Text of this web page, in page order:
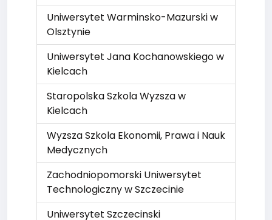
Uniwersytet Warminsko-Mazurski w
Olsztynie
Uniwersytet Jana Kochanowskiego w
Kielcach
Staropolska Szkola Wyzsza w
Kielcach
Wyzsza Szkola Ekonomii, Prawa i Nauk
Medycznych
Zachodniopomorski Uniwersytet
Technologiczny w Szczecinie
Uniwersytet Szczecinski